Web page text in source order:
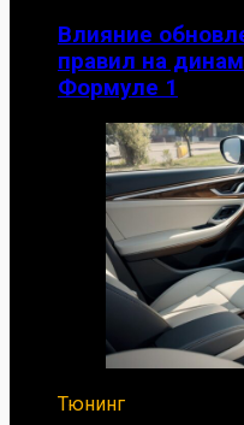
Влияние
правил на
Формуле 1
Тюнинг